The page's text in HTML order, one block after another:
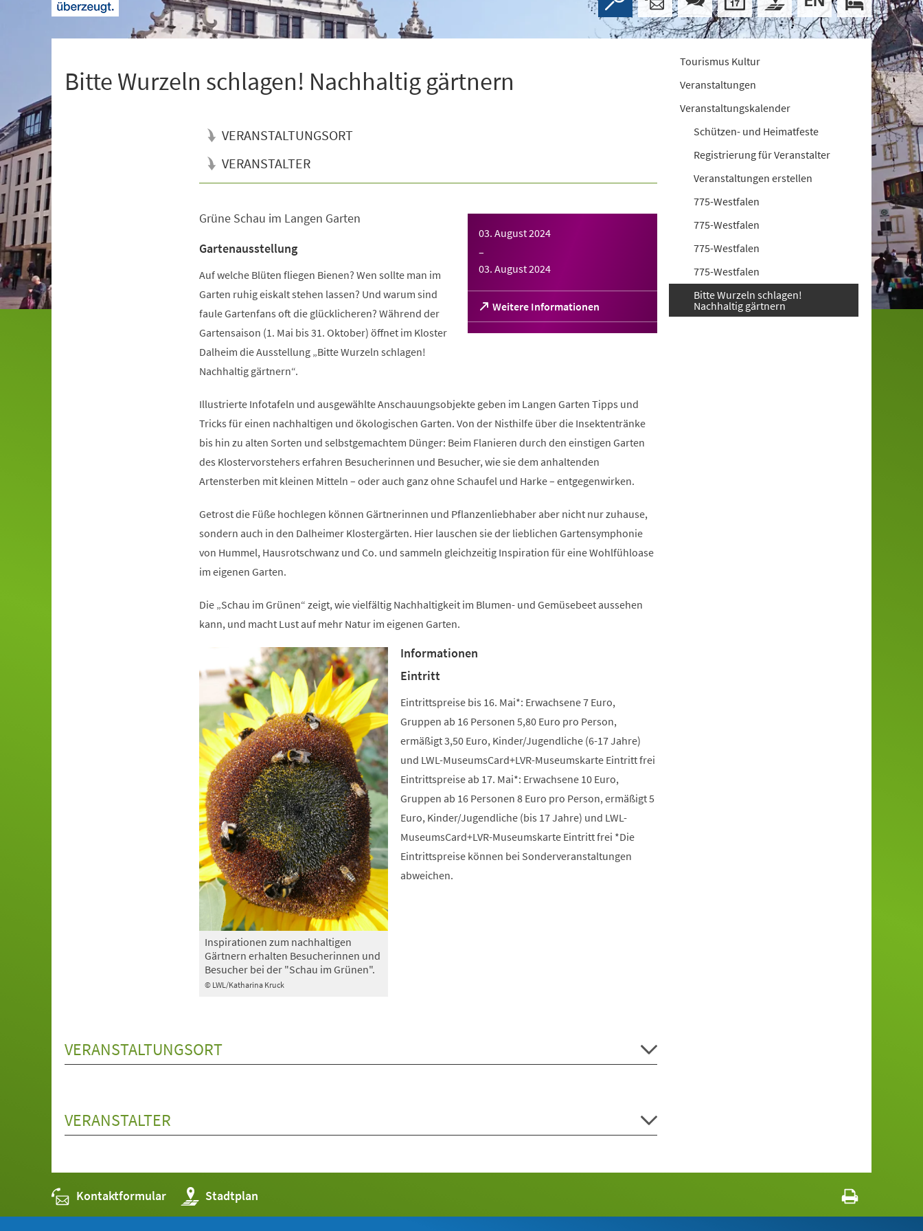
Bitte Wurzeln schlagen! Nachhaltig gärtnern
VERANSTALTUNGSORT
VERANSTALTER
03. August 2024
–
03. August 2024
Weitere Informationen
(Öffnet
in
einem
Grüne Schau im Langen Garten
Gartenausstellung
Auf welche Blüten fliegen Bienen? Wen sollte man im
Garten ruhig eiskalt stehen lassen? Und warum sind
faule Gartenfans oft die glücklicheren? Während der
Gartensaison (1. Mai bis 31. Oktober) öffnet im Kloster
Dalheim die Ausstellung „Bitte Wurzeln schlagen!
Nachhaltig gärtnern“.
Illustrierte Infotafeln und ausgewählte Anschauungsobjekte geben im Langen Garten Tipps und
Tricks für einen nachhaltigen und ökologischen Garten. Von der Nisthilfe über die Insektentränke
bis hin zu alten Sorten und selbstgemachtem Dünger: Beim Flanieren durch den einstigen Garten
des Klostervorstehers erfahren Besucherinnen und Besucher, wie sie dem anhaltenden
Artensterben mit kleinen Mitteln – oder auch ganz ohne Schaufel und Harke – entgegenwirken.
Getrost die Füße hochlegen können Gärtnerinnen und Pflanzenliebhaber aber nicht nur zuhause,
sondern auch in den Dalheimer Klostergärten. Hier lauschen sie der lieblichen Gartensymphonie
von Hummel, Hausrotschwanz und Co. und sammeln gleichzeitig Inspiration für eine Wohlfühloase
im eigenen Garten.
Die „Schau im Grünen“ zeigt, wie vielfältig Nachhaltigkeit im Blumen- und Gemüsebeet aussehen
kann, und macht Lust auf mehr Natur im eigenen Garten.
© LWL/Katharina Kruck
Inspirationen zum nachhaltigen
Gärtnern erhalten Besucherinnen und
Besucher bei der "Schau im Grünen".
Informationen
Eintritt
Eintrittspreise bis 16. Mai*: Erwachsene 7 Euro,
Gruppen ab 16 Personen 5,80 Euro pro Person,
ermäßigt 3,50 Euro, Kinder/Jugendliche (6-17 Jahre)
und LWL-MuseumsCard+LVR-Museumskarte Eintritt frei
Eintrittspreise ab 17. Mai*: Erwachsene 10 Euro,
Gruppen ab 16 Personen 8 Euro pro Person, ermäßigt 5
Euro, Kinder/Jugendliche (bis 17 Jahre) und LWL-
MuseumsCard+LVR-Museumskarte Eintritt frei *Die
Eintrittspreise können bei Sonderveranstaltungen
abweichen.
VERANSTALTUNGSORT
VERANSTALTER
Tourismus Kultur
Veranstaltungen
Veranstaltungskalender
Schützen- und Heimatfeste
Registrierung für Veranstalter
Veranstaltungen erstellen
775-Westfalen
775-Westfalen
775-Westfalen
775-Westfalen
Bitte Wurzeln schlagen!
Nachhaltig gärtnern
Kontaktformular Stadtplan
(Öffnet
in
einem